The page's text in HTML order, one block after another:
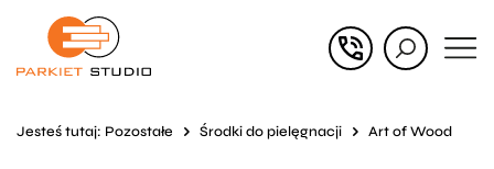
Przejdź
Przejdź
Jesteś tutaj: Pozostałe Środki do pielęgnacji Art of Wood